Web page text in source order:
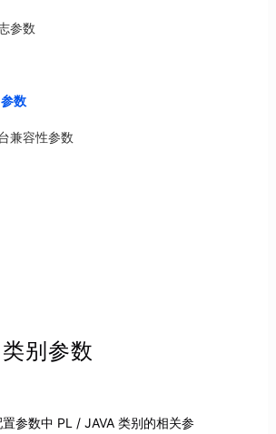
参数
数
兼容性参数
别参数
参数中 PL / JAVA 类别的相关参